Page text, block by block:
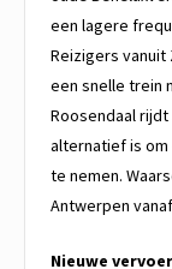
een lagere
Reizigers vanuit
een snelle trein
Roosendaal rijdt
alternatief is om
te nemen.
Antwerpen
Nieuwe